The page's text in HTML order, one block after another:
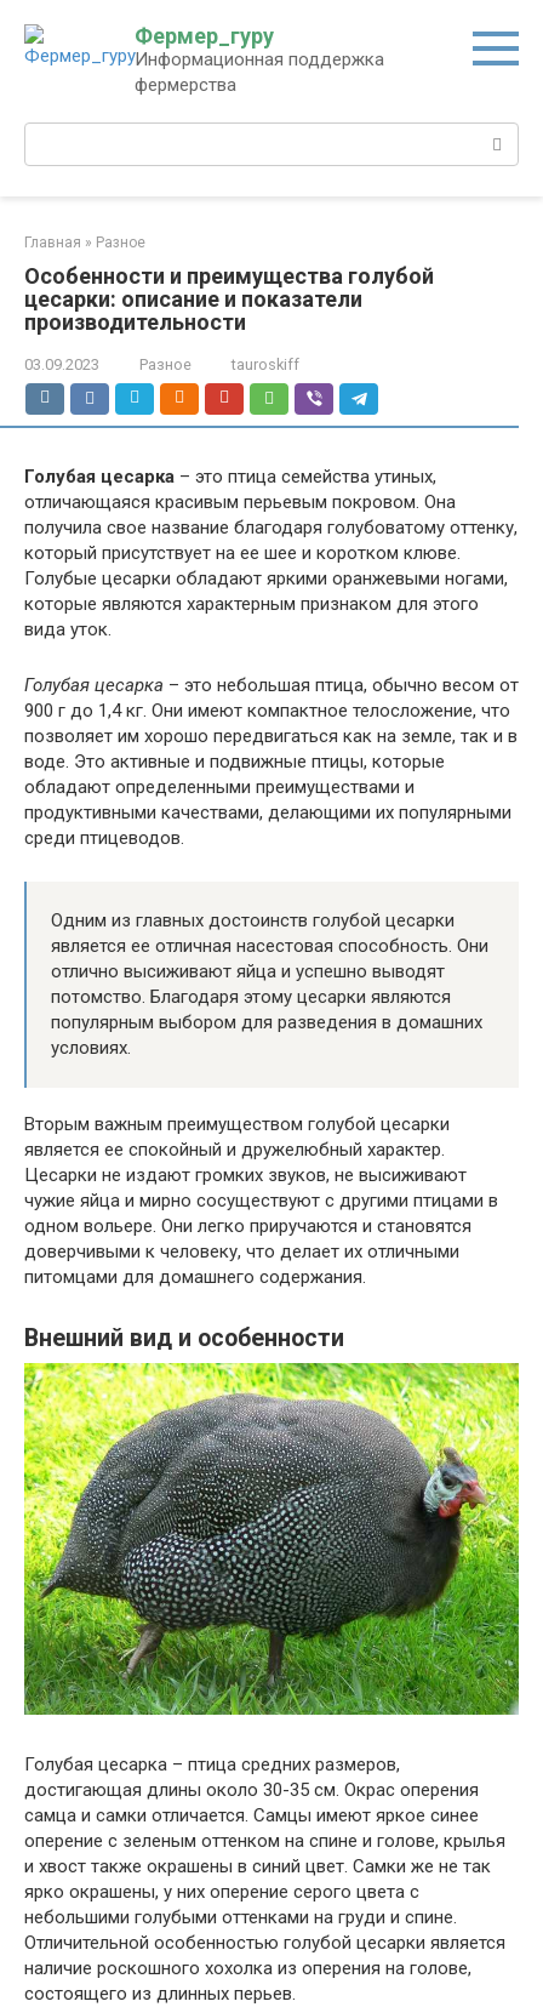
контенту
Фермер_гуру
Информационная поддержка
фермерства
Поиск:
Главная » Разное
Особенности и преимущества голубой
цесарки: описание и показатели
производительности
03.09.2023 Разное tauroskiff
Голубая цесарка – это птица семейства утиных,
отличающаяся красивым перьевым покровом. Она
получила свое название благодаря голубоватому оттенку,
который присутствует на ее шее и коротком клюве.
Голубые цесарки обладают яркими оранжевыми ногами,
которые являются характерным признаком для этого
вида уток.
Голубая цесарка – это небольшая птица, обычно весом от
900 г до 1,4 кг. Они имеют компактное телосложение, что
позволяет им хорошо передвигаться как на земле, так и в
воде. Это активные и подвижные птицы, которые
обладают определенными преимуществами и
продуктивными качествами, делающими их популярными
среди птицеводов.
Одним из главных достоинств голубой цесарки
является ее отличная насестовая способность. Они
отлично высиживают яйца и успешно выводят
потомство. Благодаря этому цесарки являются
популярным выбором для разведения в домашних
условиях.
Вторым важным преимуществом голубой цесарки
является ее спокойный и дружелюбный характер.
Цесарки не издают громких звуков, не высиживают
чужие яйца и мирно сосуществуют с другими птицами в
одном вольере. Они легко приручаются и становятся
доверчивыми к человеку, что делает их отличными
питомцами для домашнего содержания.
Внешний вид и особенности
Голубая цесарка – птица средних размеров,
достигающая длины около 30-35 см. Окрас оперения
самца и самки отличается. Самцы имеют яркое синее
оперение с зеленым оттенком на спине и голове, крылья
и хвост также окрашены в синий цвет. Самки же не так
ярко окрашены, у них оперение серого цвета с
небольшими голубыми оттенками на груди и спине.
Отличительной особенностью голубой цесарки является
наличие роскошного хохолка из оперения на голове,
состоящего из длинных перьев.